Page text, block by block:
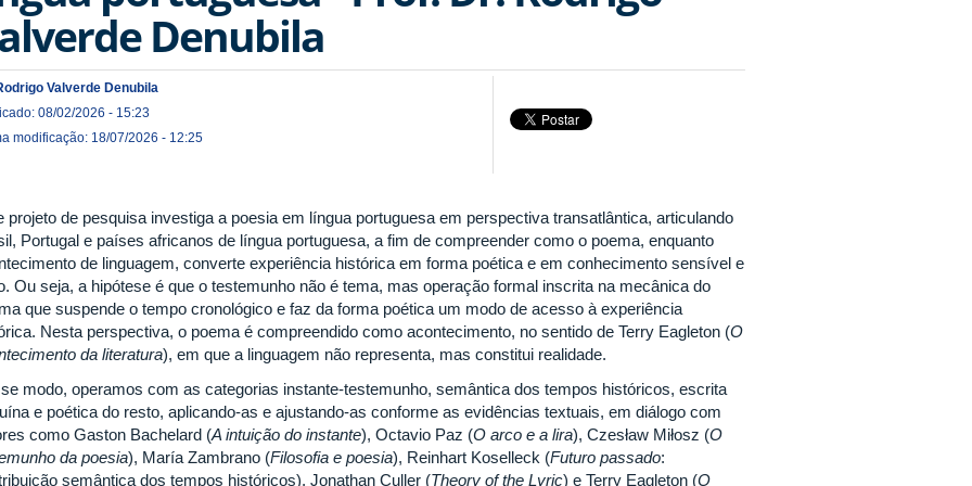
Denubila
Valverde Denubila
08/02/2026 - 15:23
modificação: 18/07/2026 - 12:25
projeto de pesquisa investiga a poesia em língua portuguesa em perspectiva transatlântica, articulando
Portugal e países africanos de língua portuguesa, a fim de compreender como o poema, enquanto
de linguagem, converte experiência histórica em forma poética e em conhecimento sensível e
Ou seja, a hipótese é que o testemunho não é tema, mas operação formal inscrita na mecânica do
que suspende o tempo cronológico e faz da forma poética um modo de acesso à experiência
Nesta perspectiva, o poema é compreendido como acontecimento, no sentido de Terry Eagleton (O
da literatura), em que a linguagem não representa, mas constitui realidade.
modo, operamos com as categorias instante‑testemunho, semântica dos tempos históricos, escrita
e poética do resto, aplicando‑as e ajustando‑as conforme as evidências textuais, em diálogo com
como Gaston Bachelard (A intuição do instante), Octavio Paz (O arco e a lira), Czesław Miłosz (O
da poesia), María Zambrano (Filosofia e poesia), Reinhart Koselleck (Futuro passado:
semântica dos tempos históricos), Jonathan Culler (Theory of the Lyric) e Terry Eagleton (O